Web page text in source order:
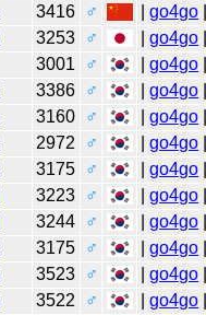
3416 ♂ |go4go
3253 ♂ |go4go
3001 ♂ |go4go
3386 ♂ |go4go
3160 ♂ |go4go
2972 ♂ |go4go
3175 ♂ |go4go
3223 ♂ |go4go
3244 ♂ |go4go
3175 ♂ |go4go
3523 ♂ |go4go
3522 ♂ |go4go